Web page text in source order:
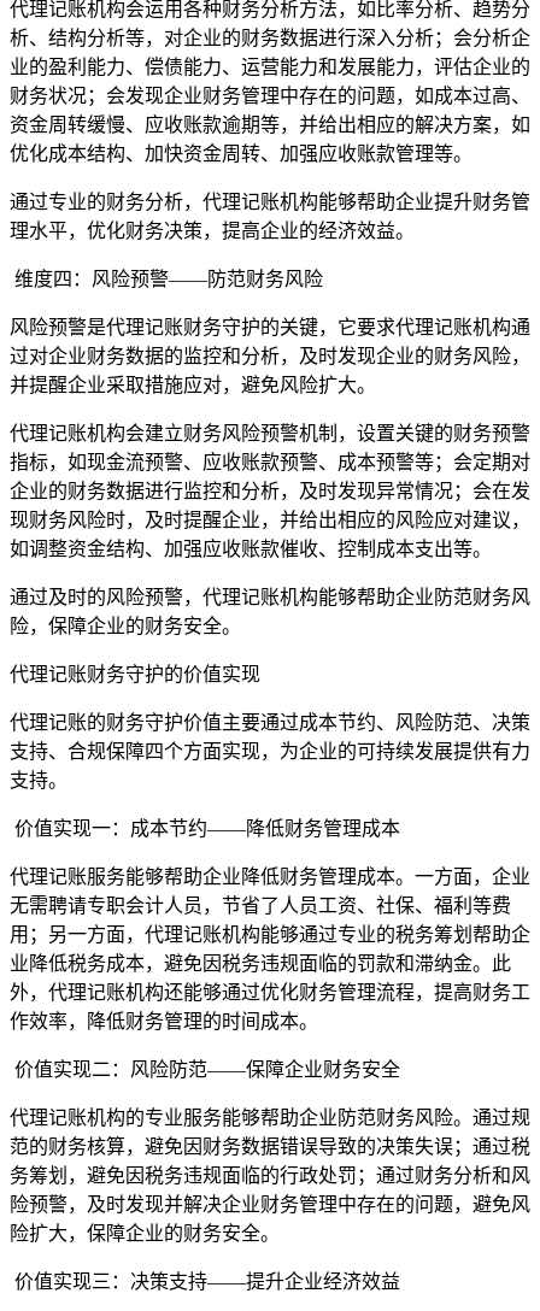
代理记账机构会运用各种财务分析方法，如比率分析、趋势分
析、结构分析等，对企业的财务数据进行深入分析；会分析企
业的盈利能力、偿债能力、运营能力和发展能力，评估企业的
财务状况；会发现企业财务管理中存在的问题，如成本过高、
资金周转缓慢、应收账款逾期等，并给出相应的解决方案，如
优化成本结构、加快资金周转、加强应收账款管理等。
通过专业的财务分析，代理记账机构能够帮助企业提升财务管
理水平，优化财务决策，提高企业的经济效益。
维度四：风险预警——防范财务风险
风险预警是代理记账财务守护的关键，它要求代理记账机构通
过对企业财务数据的监控和分析，及时发现企业的财务风险，
并提醒企业采取措施应对，避免风险扩大。
代理记账机构会建立财务风险预警机制，设置关键的财务预警
指标，如现金流预警、应收账款预警、成本预警等；会定期对
企业的财务数据进行监控和分析，及时发现异常情况；会在发
现财务风险时，及时提醒企业，并给出相应的风险应对建议，
如调整资金结构、加强应收账款催收、控制成本支出等。
通过及时的风险预警，代理记账机构能够帮助企业防范财务风
险，保障企业的财务安全。
代理记账财务守护的价值实现
代理记账的财务守护价值主要通过成本节约、风险防范、决策
支持、合规保障四个方面实现，为企业的可持续发展提供有力
支持。
价值实现一：成本节约——降低财务管理成本
代理记账服务能够帮助企业降低财务管理成本。一方面，企业
无需聘请专职会计人员，节省了人员工资、社保、福利等费
用；另一方面，代理记账机构能够通过专业的税务筹划帮助企
业降低税务成本，避免因税务违规面临的罚款和滞纳金。此
外，代理记账机构还能够通过优化财务管理流程，提高财务工
作效率，降低财务管理的时间成本。
价值实现二：风险防范——保障企业财务安全
代理记账机构的专业服务能够帮助企业防范财务风险。通过规
范的财务核算，避免因财务数据错误导致的决策失误；通过税
务筹划，避免因税务违规面临的行政处罚；通过财务分析和风
险预警，及时发现并解决企业财务管理中存在的问题，避免风
险扩大，保障企业的财务安全。
价值实现三：决策支持——提升企业经济效益